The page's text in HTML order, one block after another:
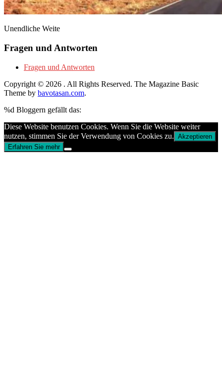
Unendliche Weite
Fragen und Antworten
Fragen und Antworten
Copyright © 2026 . All Rights Reserved. The Magazine Basic
Theme by bavotasan.com.
%d Bloggern gefällt das:
Diese Website benutzen Cookies. Wenn Sie die Website weiter
nutzen, stimmen Sie der Verwendung von Cookies zu. Akzeptieren
Erfahren Sie mehr